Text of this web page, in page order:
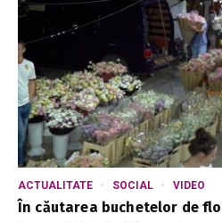
ACTUALITATE SOCIAL VIDEO
În căutarea buchetelor de